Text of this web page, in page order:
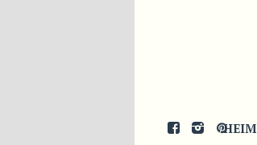
HEIM